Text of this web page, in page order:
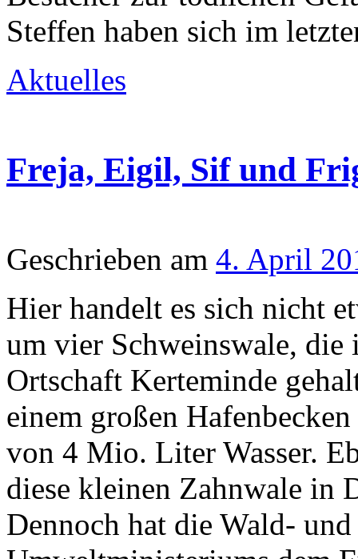
Steffen haben sich im
Aktuelles
Freja, Eigil, Sif und
Geschrieben am 4. April
Hier handelt es sich nicht
um vier Schweinswale,
Ortschaft Kerteminde
einem großen
von 4 Mio. Liter Wasser.
diese kleinen Zahnwale in
Dennoch hat die Wald-